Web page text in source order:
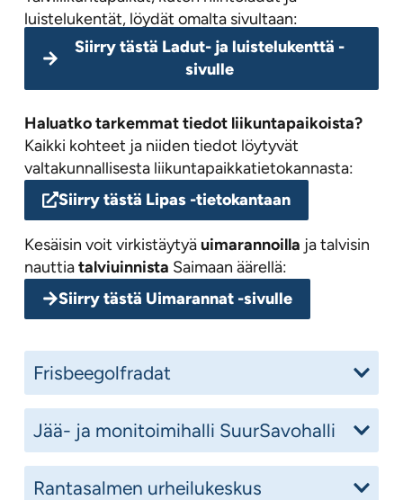
luistelukentät, löydät omalta sivultaan:
Siirry tästä Ladut- ja luistelukenttä -
sivulle
Haluatko tarkemmat tiedot liikuntapaikoista?
Kaikki kohteet ja niiden tiedot löytyvät
valtakunnallisesta liikuntapaikkatietokannasta:
Siirry tästä Lipas -tietokantaan
Kesäisin voit virkistäytyäuimarannoilla ja talvisin
nauttiatalviuinnista Saimaan äärellä:
Siirry tästä Uimarannat -sivulle
Frisbeegolfradat
Jää- ja monitoimihalli SuurSavohalli
Rantasalmen urheilukeskus